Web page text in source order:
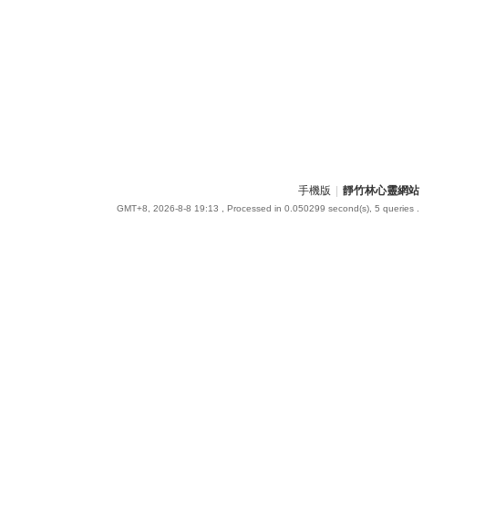
手機版 靜竹林心靈網站
GMT+8, 2026-8-8 19:13 , Processed in 0.050299 second(s), 5 queries .